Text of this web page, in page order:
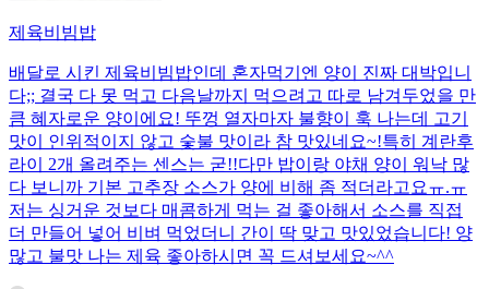
제육비빔밥
배달로 시킨 제육비빔밥인데 혼자먹기엔 양이 진짜 대박입니
다;; 결국 다 못 먹고 다음날까지 먹으려고 따로 남겨두었을 만
큼 혜자로운 양이에요! 뚜껑 열자마자 불향이 훅 나는데 고기
맛이 인위적이지 않고 숯불 맛이라 참 맛있네요~!특히 계란후
라이 2개 올려주는 센스는 굳!! ​다만 밥이랑 야채 양이 워낙 많
다 보니까 기본 고추장 소스가 양에 비해 좀 적더라고요ㅠ.ㅠ
저는 싱거운 것보다 매콤하게 먹는 걸 좋아해서 소스를 직접
더 만들어 넣어 비벼 먹었더니 간이 딱 맞고 맛있었습니다! 양
많고 불맛 나는 제육 좋아하시면 꼭 드셔보세요~^^